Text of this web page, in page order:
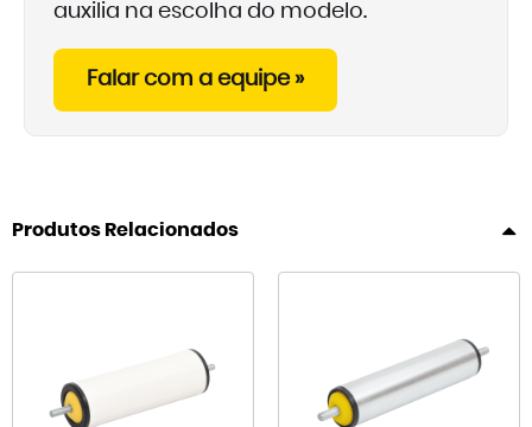
auxilia na escolha do modelo.
Falar com a equipe »
Produtos Relacionados